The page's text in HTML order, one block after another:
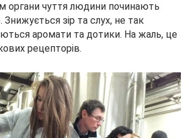
органи чуття людини починають
зір та слух, не так
аромати та дотики. На жаль, це
рецепторів.